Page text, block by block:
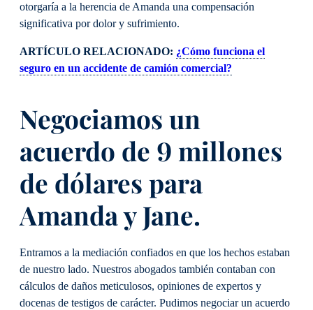
otorgaría a la herencia de Amanda una compensación
significativa por dolor y sufrimiento.
ARTÍCULO RELACIONADO: ¿Cómo funciona el
seguro en un accidente de camión comercial?
Negociamos un
acuerdo de 9 millones
de dólares para
Amanda y Jane.
Entramos a la mediación confiados en que los hechos estaban
de nuestro lado. Nuestros abogados también contaban con
cálculos de daños meticulosos, opiniones de expertos y
docenas de testigos de carácter. Pudimos negociar un acuerdo